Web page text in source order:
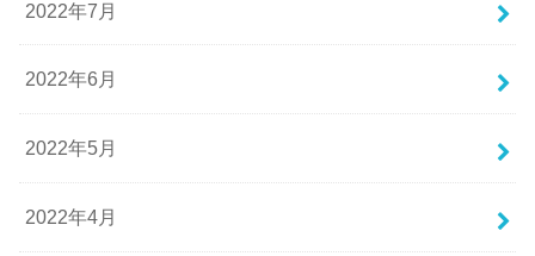
2022年7月
2022年6月
2022年5月
2022年4月